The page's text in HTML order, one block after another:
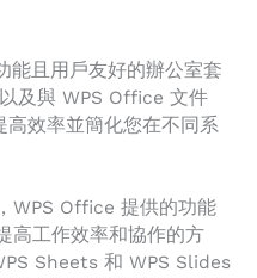
能且用戶友好的辦公室套
及與 WPS Office 文件
效率並簡化您在不同系
WPS Office 提供的功能
高工作效率和協作的方
Sheets 和 WPS Slides